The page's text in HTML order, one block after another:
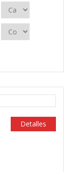
Detalles